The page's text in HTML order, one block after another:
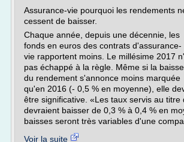
Assurance-vie pourquoi les rendements
cessent de baisser.
Chaque année, depuis une décennie, les
fonds en euros des contrats d'assurance-
vie rapportent moins. Le millésime 2017
pas échappé à la règle. Même si la baisse
du rendement s'annonce moins marquée
qu'en 2016 (- 0,5 % en moyenne), elle
être significative. «Les taux servis au titre
devraient baisser de 0,3 % à 0,4 % en
baisses seront très variables d'une
Voir la suite